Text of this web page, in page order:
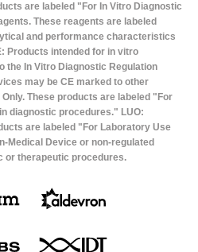
are labeled "For In Vitro Diagnostic
These reagents are labeled
and performance characteristics
Products intended for in vitro
the In Vitro Diagnostic Regulation
may be CE marked to other
These products are labeled "For
diagnostic procedures." LUO:
are labeled "For Laboratory Use
Medical Device or non-regulated
or therapeutic procedures.